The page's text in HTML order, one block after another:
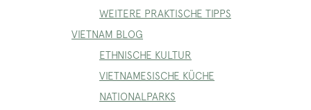
WEITERE PRAKTISCHE TIPPS
VIETNAM BLOG
ETHNISCHE KULTUR
VIETNAMESISCHE KÜCHE
NATIONALPARKS